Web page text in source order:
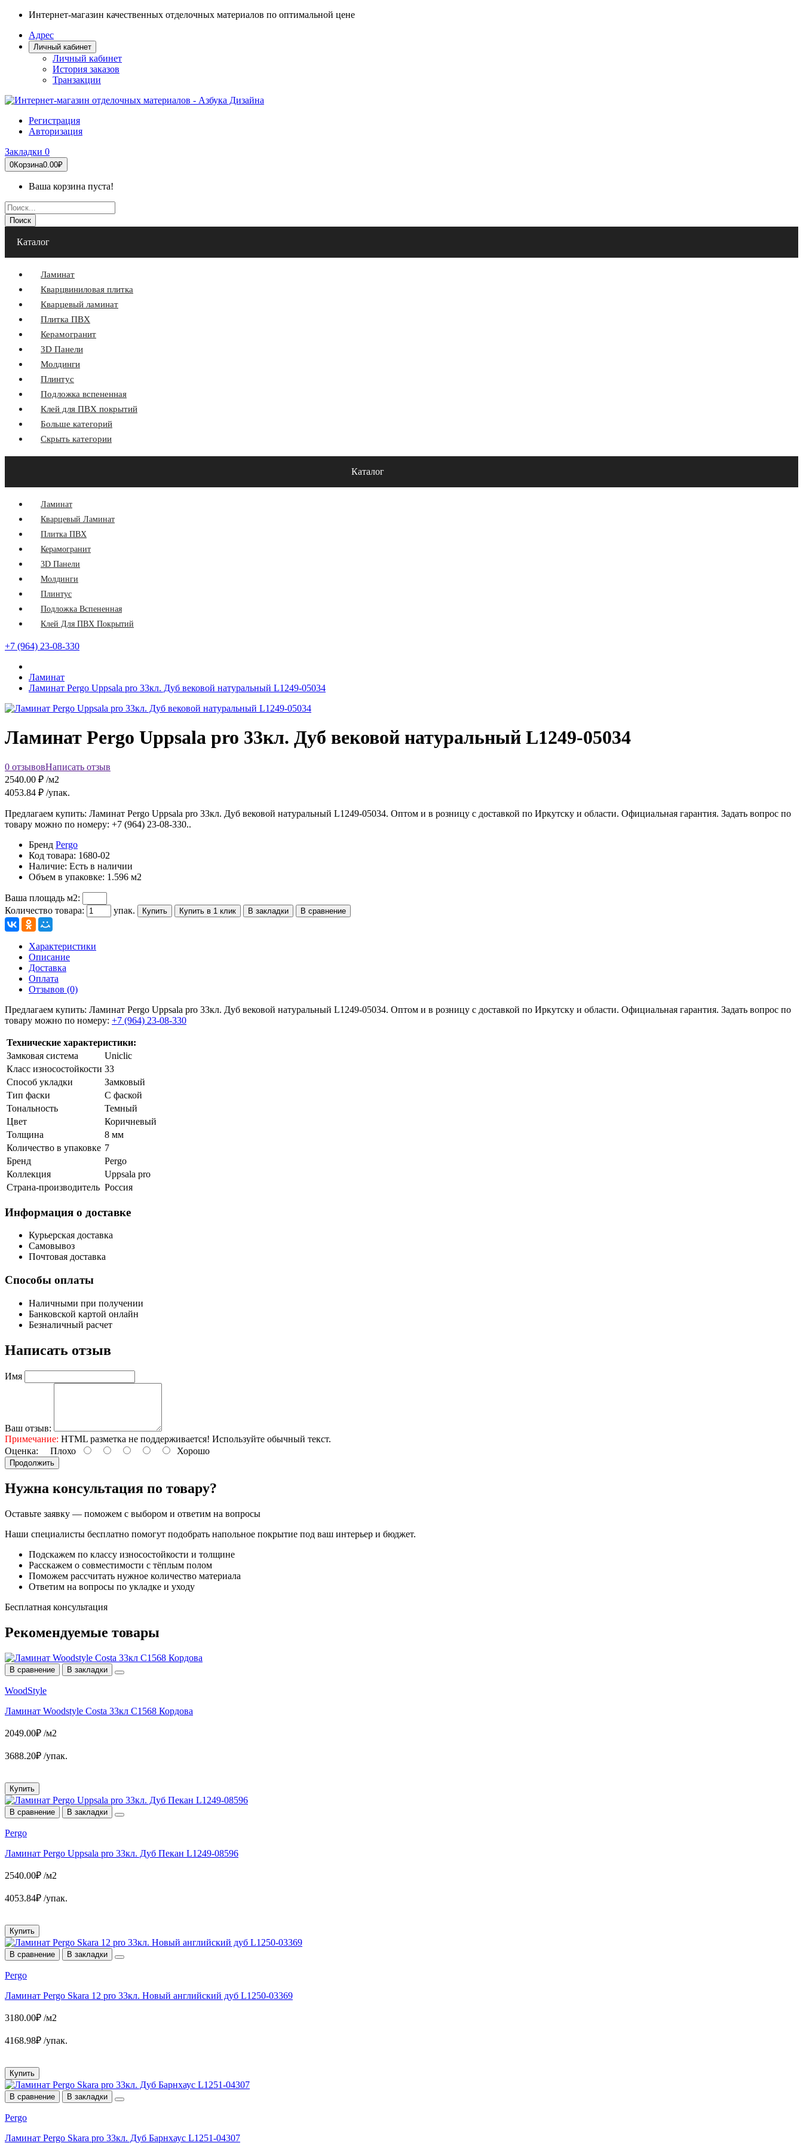
Интернет-магазин качественных отделочных материалов по оптимальной цене
Адрес
Личный кабинет
Личный кабинет
История заказов
Транзакции
Регистрация
Авторизация
Закладки 0
0Корзина0.00₽
Ваша корзина пуста!
Поиск
Каталог
Ламинат
Кварцвиниловая плитка
Кварцевый ламинат
Плитка ПВХ
Керамогранит
3D Панели
Молдинги
Плинтус
Подложка вспененная
Клей для ПВХ покрытий
Больше категорий
Скрыть категории
Каталог
Ламинат
Кварцевый Ламинат
Плитка ПВХ
Керамогранит
3D Панели
Молдинги
Плинтус
Подложка Вспененная
Клей Для ПВХ Покрытий
+7 (964) 23-08-330
Ламинат
Ламинат Pergo Uppsala pro 33кл. Дуб вековой натуральный L1249-05034
Ламинат Pergo Uppsala pro 33кл. Дуб вековой натуральный L1249-05034
0 отзывовНаписать отзыв
2540.00 ₽ /м2
4053.84 ₽ /упак.
Предлагаем купить: Ламинат Pergo Uppsala pro 33кл. Дуб вековой натуральный L1249-05034. Оптом и в розницу с доставкой по Иркутску и области. Официальная гарантия. Задать вопрос по
товару можно по номеру: +7 (964) 23-08-330..
Бренд Pergo
Код товара: 1680-02
Наличие: Есть в наличии
Объем в упаковке: 1.596 м2
Ваша площадь м2:
Количество товара:
упак. Купить Купить в 1 клик В закладки В сравнение
Характеристики
Описание
Доставка
Оплата
Отзывов (0)
Предлагаем купить: Ламинат Pergo Uppsala pro 33кл. Дуб вековой натуральный L1249-05034. Оптом и в розницу с доставкой по Иркутску и области. Официальная гарантия. Задать вопрос по
товару можно по номеру: +7 (964) 23-08-330
Технические характеристики:
Замковая система
Uniclic
Класс износостойкости 33
Способ укладки
Замковый
Тип фаски
С фаской
Тональность
Темный
Цвет
Коричневый
Толщина
8 мм
Количество в упаковке 7
Бренд
Pergo
Коллекция
Uppsala pro
Страна-производитель Россия
Информация о доставке
Курьерская доставка
Самовывоз
Почтовая доставка
Способы оплаты
Наличными при получении
Банковской картой онлайн
Безналичный расчет
Написать отзыв
Имя
Ваш отзыв:
Примечание: HTML разметка не поддерживается! Используйте обычный текст.
Оценка: Плохо Хорошо
Продолжить
Нужна консультация по товару?
Оставьте заявку — поможем с выбором и ответим на вопросы
Наши специалисты бесплатно помогут подобрать напольное покрытие под ваш интерьер и бюджет.
Подскажем по классу износостойкости и толщине
Расскажем о совместимости с тёплым полом
Поможем рассчитать нужное количество материала
Ответим на вопросы по укладке и уходу
Бесплатная консультация
Рекомендуемые товары
В сравнение В закладки
WoodStyle
Ламинат Woodstyle Costa 33кл С1568 Кордова
2049.00₽ /м2
3688.20₽ /упак.
Купить
В сравнение В закладки
Pergo
Ламинат Pergo Uppsala pro 33кл. Дуб Пекан L1249-08596
2540.00₽ /м2
4053.84₽ /упак.
Купить
В сравнение В закладки
Pergo
Ламинат Pergo Skara 12 pro 33кл. Новый английский дуб L1250-03369
3180.00₽ /м2
4168.98₽ /упак.
Купить
В сравнение В закладки
Pergo
Ламинат Pergo Skara pro 33кл. Дуб Барнхаус L1251-04307